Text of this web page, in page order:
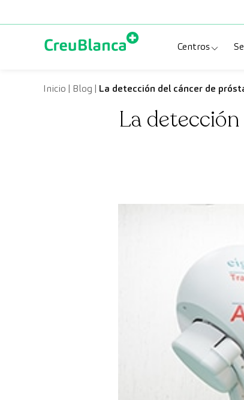
Centros
Clínica
Centros
Inicio | Blog | La detección del cáncer de
La